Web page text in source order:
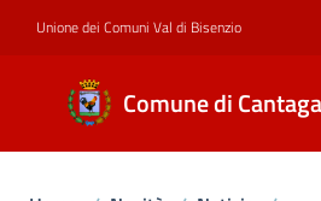
Unione dei Comuni Val di Bisenzio
Comune di
Comune di
Cantagallo